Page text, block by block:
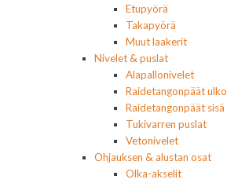
Etupyörä
Takapyörä
Muut laakerit
Nivelet & puslat
Alapallonivelet
Raidetangonpäät ulko
Raidetangonpäät sisä
Tukivarren puslat
Vetonivelet
Ohjauksen & alustan osat
Olka-akselit